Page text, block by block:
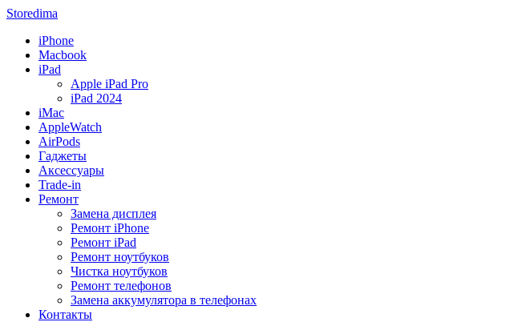
Storedima
iPhone
Macbook
iPad
Apple iPad Pro
iPad 2024
iMac
AppleWatch
AirPods
Гаджеты
Аксессуары
Trade-in
Ремонт
Замена дисплея
Ремонт iPhone
Ремонт iPad
Ремонт ноутбуков
Чистка ноутбуков
Ремонт телефонов
Замена аккумулятора в телефонах
Контакты